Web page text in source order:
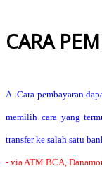
CARA
A. Cara pembayaran
memilih cara yang
transfer ke salah satu
- via ATM BCA,